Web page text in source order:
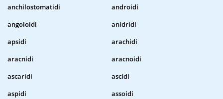
anchilostomatidi
androidi
angoloidi
anidridi
apsidi
arachidi
aracnidi
aracnoidi
ascaridi
ascidi
aspidi
assoidi